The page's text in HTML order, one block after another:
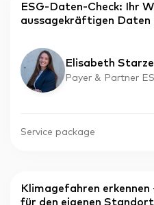
ESG-Daten-Check: Ihr
aussagekräftigen Daten
Elisabeth
Payer & Partner
Service package
Klimagefahren erkennen
für den eigenen